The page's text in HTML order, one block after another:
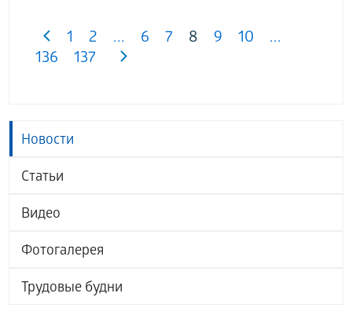
Новости
Статьи
Видео
Фотогалерея
Трудовые будни
1 2 ... 6 7 8 9 10
...
136
137